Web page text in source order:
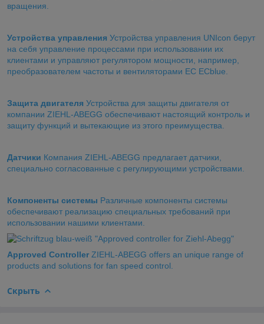
вращения.
Устройства управления Устройства управления UNIcon берут
на себя управление процессами при использовании их
клиентами и управляют регулятором мощности, например,
преобразователем частоты и вентиляторами ЕС ECblue.
Защита двигателя Устройства для защиты двигателя от
компании ZIEHL-ABEGG обеспечивают настоящий контроль и
защиту функций и вытекающие из этого преимущества.
Датчики Компания ZIEHL-ABEGG предлагает датчики,
специально согласованные с регулирующими устройствами.
Компоненты системы Различные компоненты системы
обеспечивают реализацию специальных требований при
использовании нашими клиентами.
Approved Controller ZIEHL-ABEGG offers an unique range of
products and solutions for fan speed control.
Скрыть